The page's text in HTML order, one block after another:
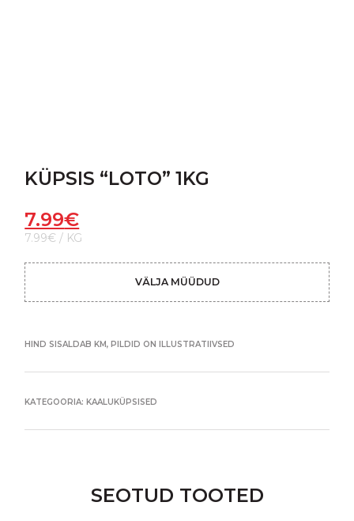
KÜPSIS “LOTO” 1KG
7.99€
7.99€ / KG
VÄLJA MÜÜDUD
HIND SISALDAB KM, PILDID ON ILLUSTRATIIVSED
KATEGOORIA:KAALUKÜPSISED
SEOTUD TOOTED